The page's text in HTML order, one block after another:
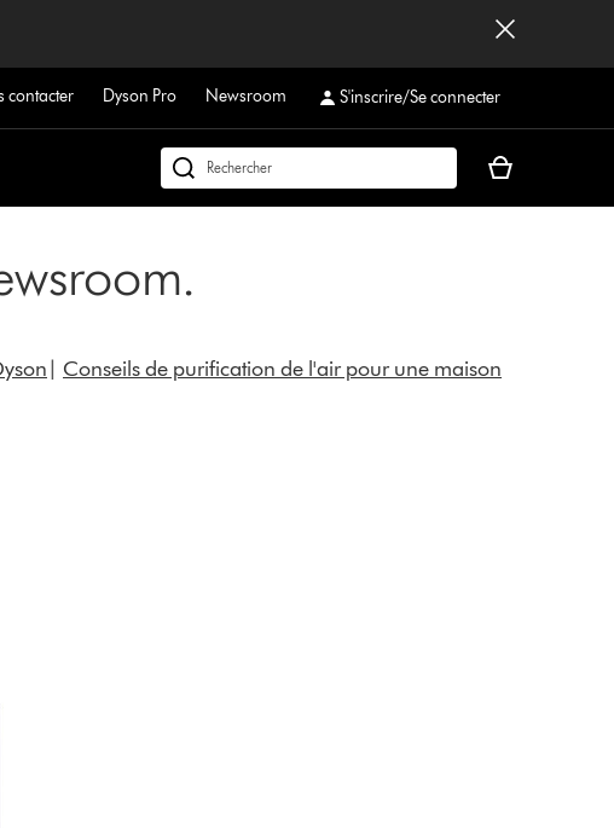
contacter Dyson Pro Newsroom S'inscrire/Se connecter
Rechercher
Votre
| Conseils de purification de l'air pour une maison